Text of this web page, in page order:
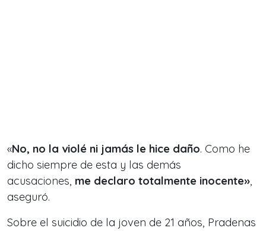
«No, no la violé ni jamás le hice daño. Como he
dicho siempre de esta y las demás
acusaciones, me declaro totalmente inocente»,
aseguró.
Sobre el suicidio de la joven de 21 años, Pradenas